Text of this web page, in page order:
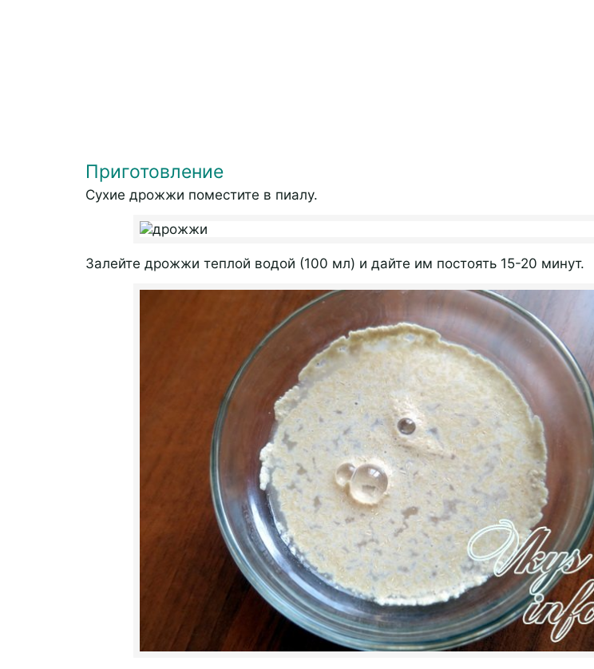
Приготовление
Сухие дрожжи поместите в пиалу.
Залейте дрожжи теплой водой (100 мл) и дайте им постоять 15-20 минут.